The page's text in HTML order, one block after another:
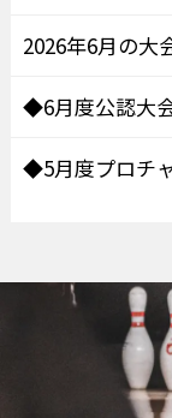
2026年6月の大
◆6月度公認大
◆5月度プロチ